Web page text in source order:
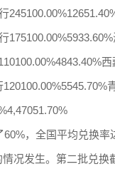
，全国平均兑换率
况发生。第二批兑